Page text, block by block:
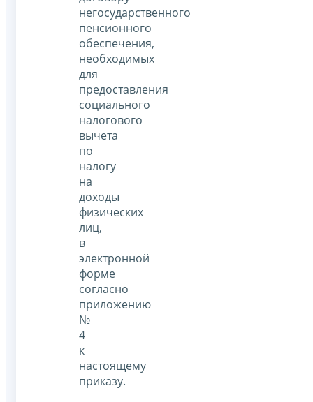
негосударственного
пенсионного
обеспечения,
необходимых
для
предоставления
социального
налогового
вычета
по
налогу
на
доходы
физических
лиц,
в
электронной
форме
согласно
приложению
№
4
к
настоящему
приказу.